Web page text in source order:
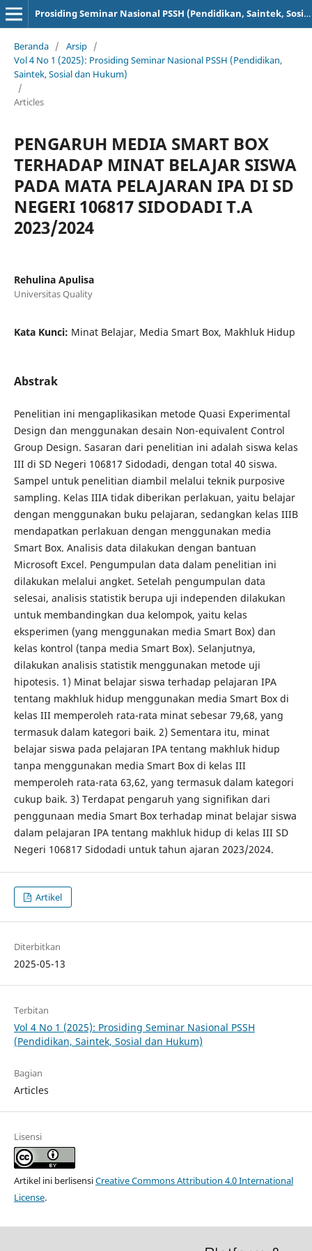
Prosiding Seminar Nasional PSSH (Pendidikan, Saintek, Sosial dan Hukum)
Beranda / Arsip /
Vol 4 No 1 (2025): Prosiding Seminar Nasional PSSH (Pendidikan,
Saintek, Sosial dan Hukum)
/
Articles
PENGARUH MEDIA SMART BOX
TERHADAP MINAT BELAJAR SISWA
PADA MATA PELAJARAN IPA DI SD
NEGERI 106817 SIDODADI T.A
2023/2024
Rehulina Apulisa
Universitas Quality
Kata Kunci: Minat Belajar, Media Smart Box, Makhluk Hidup
Abstrak
Penelitian ini mengaplikasikan metode Quasi Experimental
Design dan menggunakan desain Non-equivalent Control
Group Design. Sasaran dari penelitian ini adalah siswa kelas
III di SD Negeri 106817 Sidodadi, dengan total 40 siswa.
Sampel untuk penelitian diambil melalui teknik purposive
sampling. Kelas IIIA tidak diberikan perlakuan, yaitu belajar
dengan menggunakan buku pelajaran, sedangkan kelas IIIB
mendapatkan perlakuan dengan menggunakan media
Smart Box. Analisis data dilakukan dengan bantuan
Microsoft Excel. Pengumpulan data dalam penelitian ini
dilakukan melalui angket. Setelah pengumpulan data
selesai, analisis statistik berupa uji independen dilakukan
untuk membandingkan dua kelompok, yaitu kelas
eksperimen (yang menggunakan media Smart Box) dan
kelas kontrol (tanpa media Smart Box). Selanjutnya,
dilakukan analisis statistik menggunakan metode uji
hipotesis. 1) Minat belajar siswa terhadap pelajaran IPA
tentang makhluk hidup menggunakan media Smart Box di
kelas III memperoleh rata-rata minat sebesar 79,68, yang
termasuk dalam kategori baik. 2) Sementara itu, minat
belajar siswa pada pelajaran IPA tentang makhluk hidup
tanpa menggunakan media Smart Box di kelas III
memperoleh rata-rata 63,62, yang termasuk dalam kategori
cukup baik. 3) Terdapat pengaruh yang signifikan dari
penggunaan media Smart Box terhadap minat belajar siswa
dalam pelajaran IPA tentang makhluk hidup di kelas III SD
Negeri 106817 Sidodadi untuk tahun ajaran 2023/2024.
Artikel
Diterbitkan
2025-05-13
Terbitan
Vol 4 No 1 (2025): Prosiding Seminar Nasional PSSH
(Pendidikan, Saintek, Sosial dan Hukum)
Bagian
Articles
Lisensi
Artikel ini berlisensiCreative Commons Attribution 4.0 International
License.